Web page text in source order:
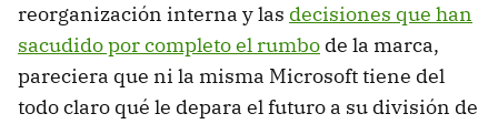
reorganización interna y las decisiones que han
sacudido por completo el rumbo de la marca,
pareciera que ni la misma Microsoft tiene del
todo claro qué le depara el futuro a su división de